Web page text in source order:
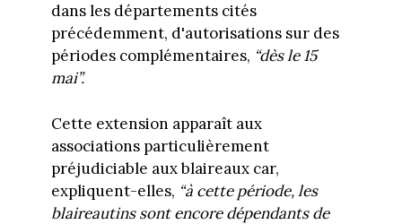
dans les départements cités
précédemment, d'autorisations sur des
périodes complémentaires, “dès le 15
mai”.
Cette extension apparaît aux
associations particulièrement
préjudiciable aux blaireaux car,
expliquent-elles, “à cette période, les
blaireautins sont encore dépendants de